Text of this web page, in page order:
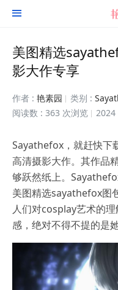

美图精选
影大作专享
作者 : 艳素园 类别 :
阅读数 : 363 次浏览
2024
Sayathefox，就赶快下
高清摄影大作。其作品
够跃然纸上。
美图精选sayathefox图
人们对cosplay艺术的
感，绝对不得不提的是